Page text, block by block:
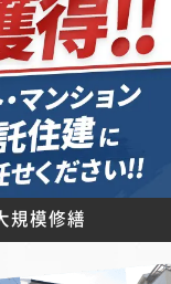
規模修繕